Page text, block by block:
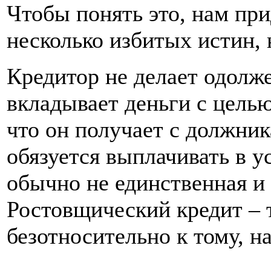
Чтобы понять это, нам
несколько избитых истин,
Кредитор не делает
вкладывает деньги с
что он получает с
обязуется выплачивать в
обычно не единственная
Ростовщический кредит –
безотносительно к тому,